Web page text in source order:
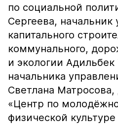
по социальной
Сергеева, начальник
капитального
коммунального,
и экологии
начальника
Светлана
«Центр по
физической